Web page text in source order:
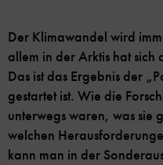
Der Klimawandel wird
allem in der Arktis hat sich
Das ist das Ergebnis der
gestartet ist. Wie die
unterwegs waren, was sie
welchen
kann man in der